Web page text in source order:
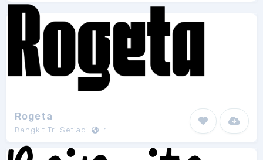
Rogeta
Bangkit Tri Setiadi 1